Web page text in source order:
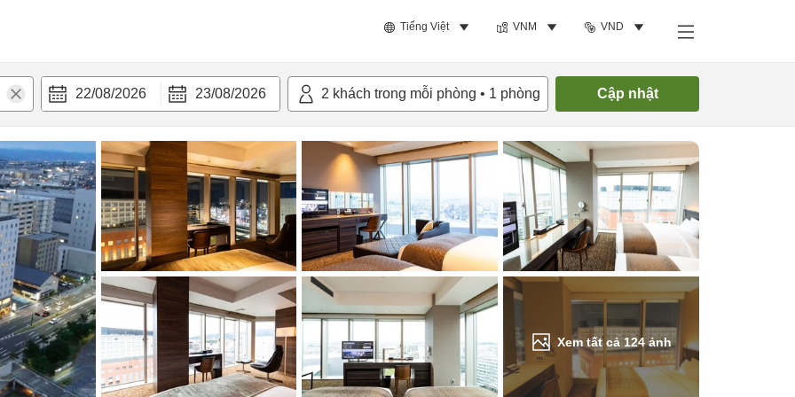
Tiếng Việt VNM VND
22/08/2026 23/08/2026 2 khách trong mỗi phòng • 1 phòng Cập nhật
Xem tất cả 124ảnh
nghi Tìm phòng trống